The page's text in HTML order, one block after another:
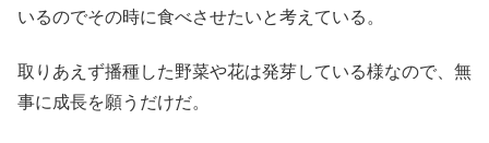
いるのでその時に食べさせたいと考えている。
取りあえず播種した野菜や花は発芽している様なので、無
事に成長を願うだけだ。